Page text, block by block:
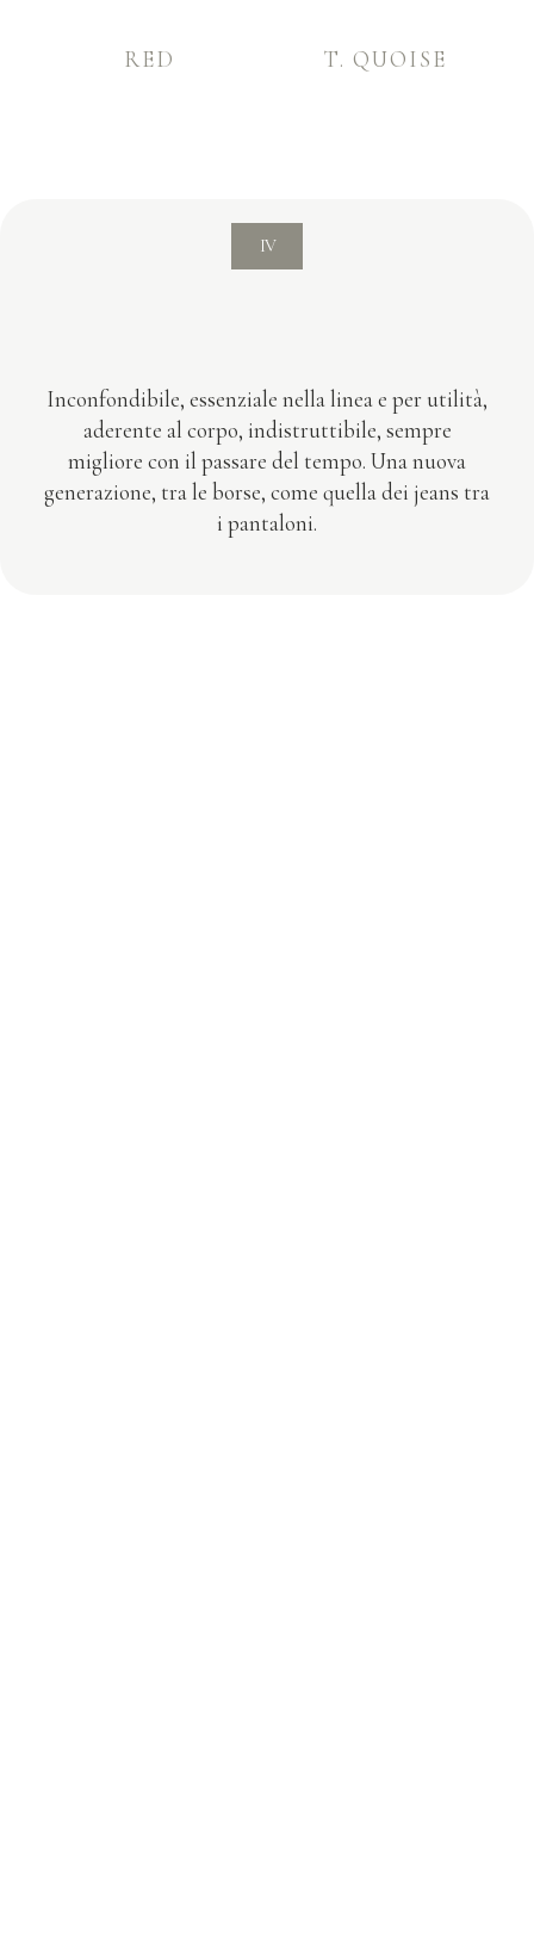
RED T. QUOISE
IV
Inconfondibile, essenziale nella linea e per utilità,
aderente al corpo, indistruttibile, sempre
migliore con il passare del tempo. Una nuova
generazione, tra le borse, come quella dei jeans tra
i pantaloni.